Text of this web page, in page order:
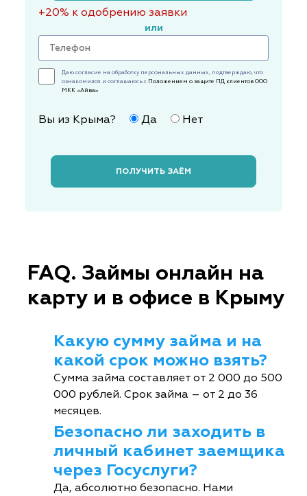
+20% к одобрению заявки
или
Даю согласие на обработку персональных данных, подтверждаю, что
ознакомился и соглашаюсь с Положением о защите ПД клиентов ООО
МКК «Айва»
Вы из Крыма? Да Нет
ПОЛУЧИТЬ ЗАЁМ
FAQ. Займы онлайн на
карту и в офисе в Крыму
Какую сумму займа и на
какой срок можно взять?
Сумма займа составляет от 2 000 до 500
000 рублей. Срок займа – от 2 до 36
месяцев.
Безопасно ли заходить в
личный кабинет заемщика
через Госуслуги?
Да, абсолютно безопасно. Нами